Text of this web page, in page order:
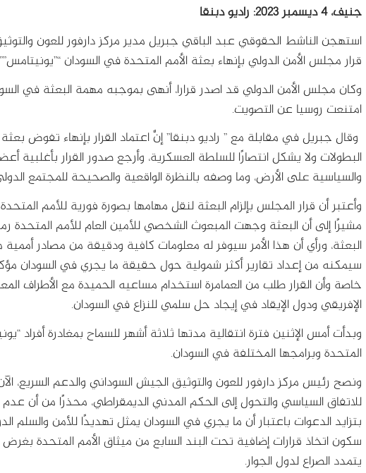
جنيف، 4 ديسمبر 2023: راديو دبنقا
استهجن الناشط الحقوقي عبد الباقي جبريل مدير مركز دارفور للعون
قرار مجلس الأمن الدولي بإنهاء بعثة الأمم المتحدة في السودان
امتنعت روسيا عن التصويت.
وقال جبريل في مقابلة مع ” راديو دبنقا” إنَّ اعتماد القرار بإنهاء تفوض
البطولات ولا يشكل انتصارًا للسلطة العسكرية، وأرجع صدور القرار بأغلبية
والسياسية على الأرض، وما وصفه بالنظرة الواقعية والصحيحة للمجتمع
وأعتبر أن قرار المجلس بإلزام البعثة لنقل مهامها بصورة فورية للأمم المتحدة
مشيرًا إلى أن البعثة وجهت المبعوث الشخصي للأمين العام للأمم المتحدة
البعثة، ورأي أن هذا الأمر سيوفر له معلومات كافية ودقيقة من مصادر
سيمكنه من إعداد تقارير أكثر شمولية حول حقيقة ما يجري في السودان
خاصة وأن القرار طلب من العمامرة استخدام مساعيه الحميدة مع الأطراف
الإفريقي ودول الإيقاد في إيجاد حل سلمي للنزاع في السودان.
وبدأت أمس الإثنين فترة انتقالية مدتها ثلاثة أشهر للسماح بمغادرة أفراد
المتحدة وبرامجها المختلفة في السودان.
ونصح رئيس مركز دارفور للعون والتوثيق الجيش السوداني والدعم السريع،
للاتفاق السياسي والتحول إلى الحكم المدني الديمقراطي، محذرًا من أن
بتزايد الدعوات باعتبار أن ما يجري في السودان يمثل تهديدًا للأمن والسلم
سكون اتخاذ قرارات إضافية تحت البند السابع من ميثاق الأمم المتحدة
يتمدد الصراع لدول الجوار.